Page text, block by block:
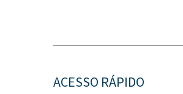
ACESSO RÁPIDO